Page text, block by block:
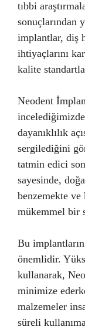
tıbbi
sonuçlarından
implantlar, diş
ihtiyaçlarını
kalite
Neodent
dayanıklılık
sergilediğini
tatmin edici
sayesinde,
benzemekte
mükemmel bir
Bu
önemlidir.
kullanarak,
minimize
malzemeler
süreli